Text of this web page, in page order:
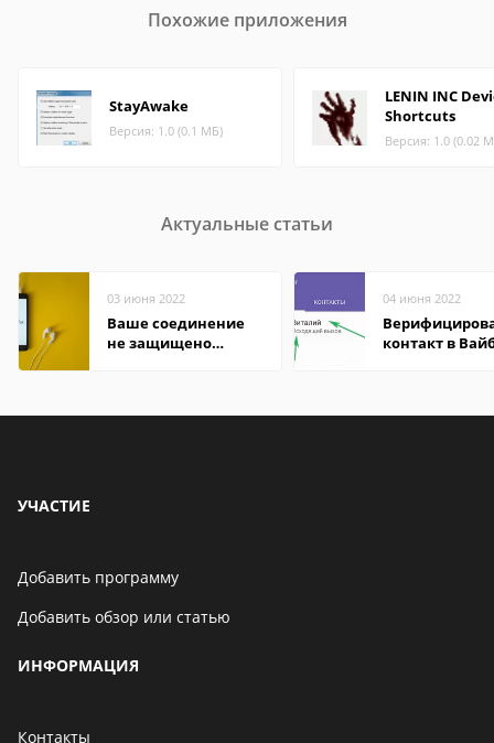
Похожие приложения
StayAwake
Версия: 1.0 (0.1 МБ)
LENIN INC
Shortcuts
Версия: 1.0 (0.02
Актуальные статьи
03 июня 2022
Ваше соединение
не защищено
04 июня 2022
контакт в
УЧАСТИЕ
Добавить программу
Добавить обзор или статью
ИНФОРМАЦИЯ
Контакты